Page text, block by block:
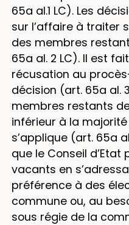
65a al.1 LC). Les
sur l’affaire à traiter
des membres
65a al. 2 LC). Il est
récusation au
décision (art. 65a al.
membres restants
inférieur à la majorité
s’applique (art. 65a
que le Conseil
vacants en
préférence à des
commune ou, au
sous régie de la